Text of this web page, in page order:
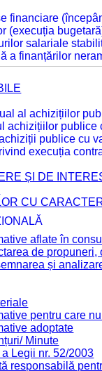
financiare
(execuția
salariale
a finanțărilor
al achizițiilor
achizițiilor publice
publice cu
execuția
ȘI DE
CU
aflate în
de
și
pentru care
adoptate
Minute
Legii nr. 52/2003
responsabilă